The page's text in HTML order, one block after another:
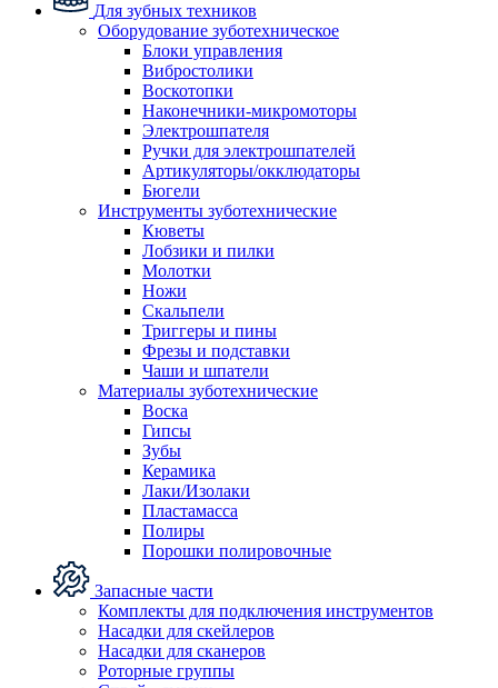
Для зубных техников
Оборудование зуботехническое
Блоки управления
Вибростолики
Воскотопки
Наконечники-микромоторы
Электрошпателя
Ручки для электрошпателей
Артикуляторы/окклюдаторы
Бюгели
Инструменты зуботехнические
Кюветы
Лобзики и пилки
Молотки
Ножи
Скальпели
Триггеры и пины
Фрезы и подставки
Чаши и шпатели
Материалы зуботехнические
Воска
Гипсы
Зубы
Керамика
Лаки/Изолаки
Пластамасса
Полиры
Порошки полировочные
Запасные части
Комплекты для подключения инструментов
Насадки для скейлеров
Насадки для сканеров
Роторные группы